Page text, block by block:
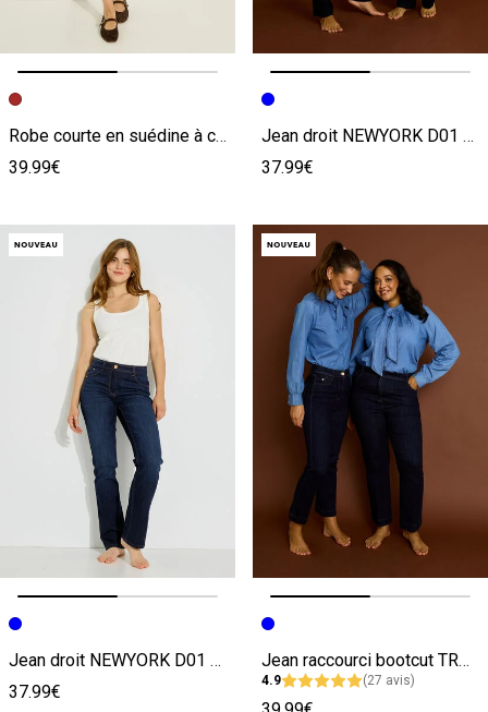
Image précédente
Image suivante
Robe courte en suédine à clous
39.99€
Image précédente
Image suivante
Jean droit NEWYORK D01 femme
37.99€
Image précédente
Image suivante
Jean droit NEWYORK D01 femme
37.99€
Image précédente
Image suivante
Jean raccourci bootcut TROPEZ RB02 femme
4.9 (27 avis)